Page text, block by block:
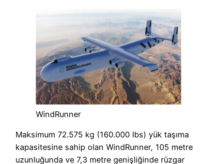
WindRunner
Maksimum 72.575 kg (160.000 lbs) yük taşıma
kapasitesine sahip olan WindRunner, 105 metre
uzunluğunda ve 7,3 metre genişliğinde rüzgar